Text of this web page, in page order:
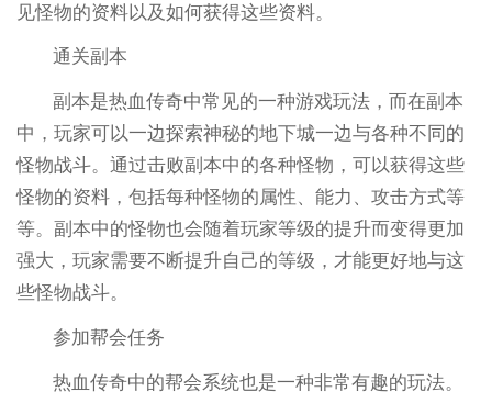
见怪物的资料以及如何获得这些资料。
通关副本
副本是热血传奇中常见的一种游戏玩法，而在副本
中，玩家可以一边探索神秘的地下城一边与各种不同的
怪物战斗。通过击败副本中的各种怪物，可以获得这些
怪物的资料，包括每种怪物的属性、能力、攻击方式等
等。副本中的怪物也会随着玩家等级的提升而变得更加
强大，玩家需要不断提升自己的等级，才能更好地与这
些怪物战斗。
参加帮会任务
热血传奇中的帮会系统也是一种非常有趣的玩法。